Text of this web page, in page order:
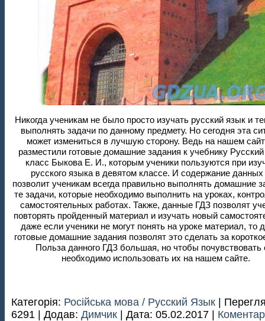
Никогда ученикам не было просто изучать русский язык и
выполнять задачи по данному предмету. Но сегодня эта
может измениться в лучшую сторону. Ведь на нашем
разместили готовые домашние задания к учебнику
класс Быкова Е. И., которым ученики пользуются при
русского языка в девятом классе. И содержание
позволит ученикам всегда правильно выполнять домашние
те задачи, которые необходимо выполнить на уроках,
самостоятельных работах. Также, данные ГДЗ позволят
повторять пройденный материал и изучать новый
даже если ученики не могут понять на уроке материал, то
готовые домашние задания позволят это сделать за
Польза данного ГДЗ большая, но чтобы почувствовать
необходимо использовать их на нашем сайте.
Категорія: Російська мова / Русский Язык |
6291 | Додав: Димчик | Дата: 05.02.2017